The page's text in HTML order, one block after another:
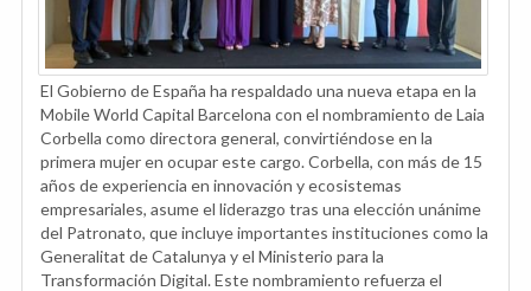
El Gobierno de España ha respaldado una nueva etapa en la
Mobile World Capital Barcelona con el nombramiento de Laia
Corbella como directora general, convirtiéndose en la
primera mujer en ocupar este cargo. Corbella, con más de 15
años de experiencia en innovación y ecosistemas
empresariales, asume el liderazgo tras una elección unánime
del Patronato, que incluye importantes instituciones como la
Generalitat de Catalunya y el Ministerio para la
Transformación Digital. Este nombramiento refuerza el